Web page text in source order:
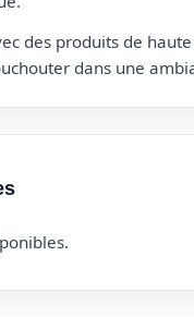
des produits de
dans une